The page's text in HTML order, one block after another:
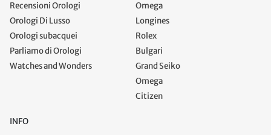
Recensioni Orologi
Orologi Di Lusso
Orologi subacquei
Parliamo di Orologi
Watches and Wonders
Omega
Longines
Rolex
Bulgari
Grand Seiko
Omega
Citizen
INFO